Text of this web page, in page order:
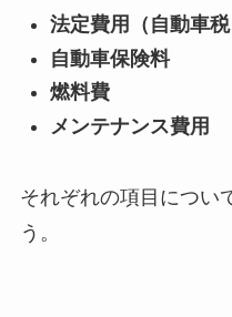
法定費用（自動車税
自動車保険料
燃料費
メンテナンス費用
それぞれの項目につい
う。